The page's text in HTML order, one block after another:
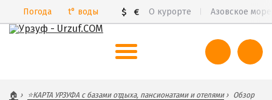
Погода t° воды $ € О курорте Азовское море
🏠 ⭐КАРТА УРЗУФА с базами отдыха, пансионатами и отелями Обзор